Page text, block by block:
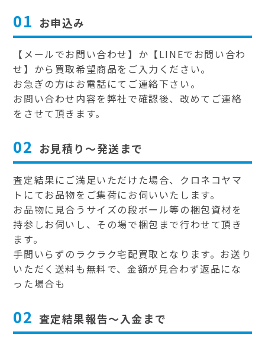
01 お申込み
【メールでお問い合わせ】か【LINEでお問い合わ
せ】から買取希望商品をご入力ください。
お急ぎの方はお電話にてご連絡下さい。
お問い合わせ内容を弊社で確認後、改めてご連絡
をさせて頂きます。
02 お見積り～発送まで
査定結果にご満足いただけた場合、クロネコヤマ
トにてお品物をご集荷にお伺いいたします。
お品物に見合うサイズの段ボール等の梱包資材を
持参しお伺いし、その場で梱包まで行わせて頂き
ます。
手間いらずのラクラク宅配買取となります。お送り
いただく送料も無料で、金額が見合わず返品にな
った場合も
02 査定結果報告～入金まで